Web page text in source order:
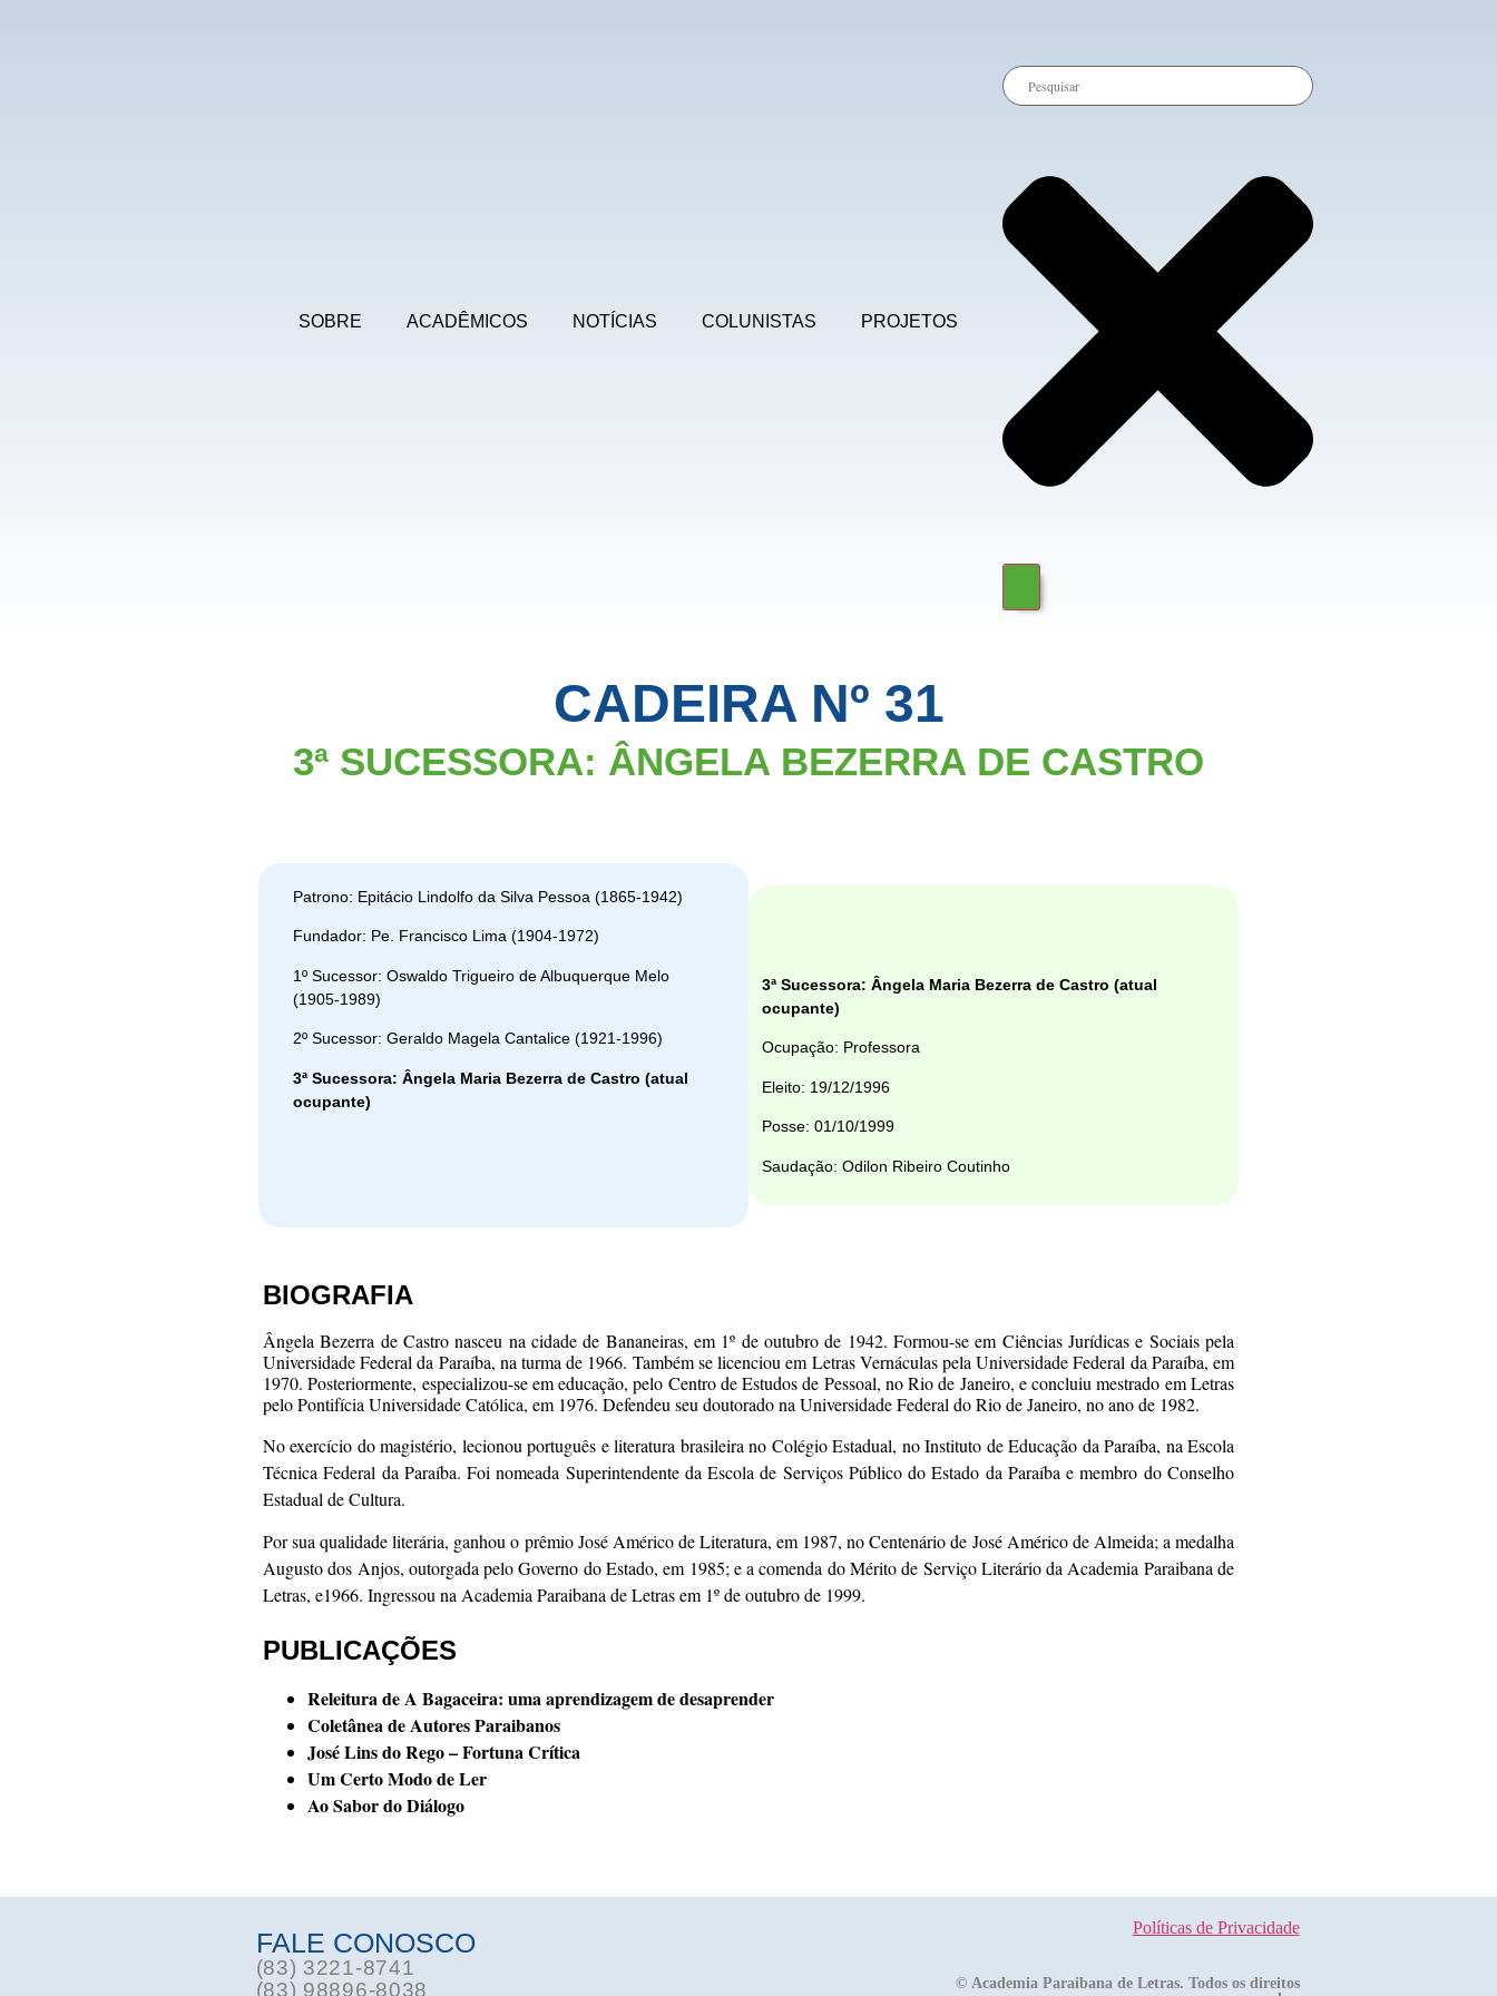
SOBRE ACADÊMICOS NOTÍCIAS COLUNISTAS PROJETOS
CADEIRA Nº 31
3ª SUCESSORA: ÂNGELA BEZERRA DE CASTRO
Patrono: Epitácio Lindolfo da Silva Pessoa (1865-1942)
Fundador: Pe. Francisco Lima (1904-1972)
1º Sucessor: Oswaldo Trigueiro de Albuquerque Melo
(1905-1989)
2º Sucessor: Geraldo Magela Cantalice (1921-1996)
3ª Sucessora: Ângela Maria Bezerra de Castro (atual
ocupante)
3ª Sucessora: Ângela Maria Bezerra de Castro (atual
ocupante)
Ocupação: Professora
Eleito: 19/12/1996
Posse: 01/10/1999
Saudação: Odilon Ribeiro Coutinho
BIOGRAFIA
Ângela Bezerra de Castro nasceu na cidade de Bananeiras, em 1º de outubro de 1942. Formou-se em Ciências Jurídicas e Sociais pela
Universidade Federal da Paraíba, na turma de 1966. Também se licenciou em Letras Vernáculas pela Universidade Federal da Paraíba, em
1970. Posteriormente, especializou-se em educação, pelo Centro de Estudos de Pessoal, no Rio de Janeiro, e concluiu mestrado em Letras
pelo Pontifícia Universidade Católica, em 1976. Defendeu seu doutorado na Universidade Federal do Rio de Janeiro, no ano de 1982.
No exercício do magistério, lecionou português e literatura brasileira no Colégio Estadual, no Instituto de Educação da Paraíba, na Escola
Técnica Federal da Paraíba. Foi nomeada Superintendente da Escola de Serviços Público do Estado da Paraíba e membro do Conselho
Estadual de Cultura.
Por sua qualidade literária, ganhou o prêmio José Américo de Literatura, em 1987, no Centenário de José Américo de Almeida; a medalha
Augusto dos Anjos, outorgada pelo Governo do Estado, em 1985; e a comenda do Mérito de Serviço Literário da Academia Paraibana de
Letras, e1966. Ingressou na Academia Paraibana de Letras em 1º de outubro de 1999.
PUBLICAÇÕES
Releitura de A Bagaceira: uma aprendizagem de desaprender
Coletânea de Autores Paraibanos
José Lins do Rego – Fortuna Crítica
Um Certo Modo de Ler
Ao Sabor do Diálogo
FALE CONOSCO
(83) 3221-8741
(83) 98896-8038
Políticas de Privacidade
© Academia Paraibana de Letras. Todos os direitos